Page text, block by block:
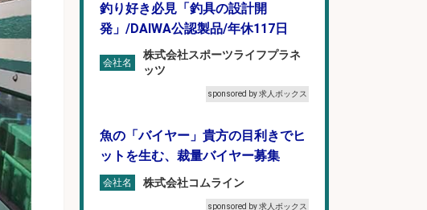
釣り好き必見「釣具の設計開
発」/DAIWA公認製品/年休117日
会社名
株式会社スポーツライフプラネ
ッツ
sponsored by 求人ボックス
魚の「バイヤー」貴方の目利きでヒ
ットを生む、裁量バイヤー募集
会社名 株式会社コムライン
sponsored by 求人ボックス